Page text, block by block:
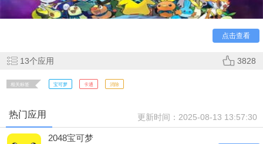
点击查看
13个应用 3828
相关标签 宝可梦 卡通 消除
热门应用 更新时间： 2025-08-13 13:57:30
2048宝可梦